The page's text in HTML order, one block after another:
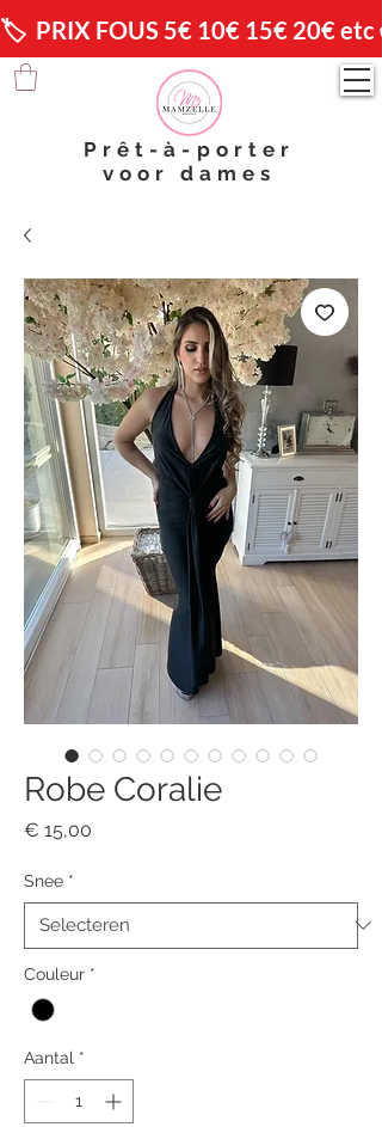
🏷️  PRIX FOUS 5€ 10€ 15€ 20€ etc
Prêt-à-porter
voor dames
Robe Coralie
€ 15,00
Snee *
Couleur *
Aantal *